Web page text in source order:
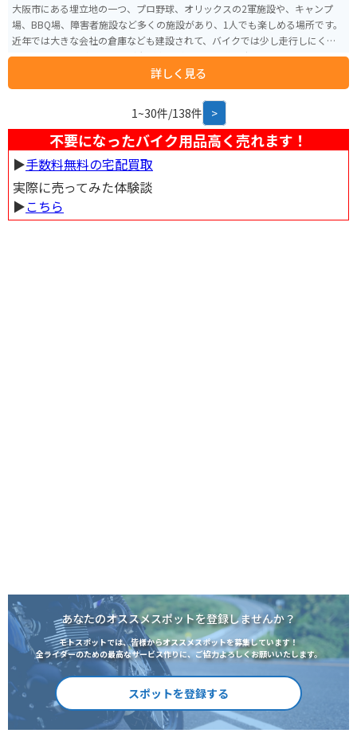
大阪市にある埋立地の一つ、プロ野球、オリックスの2軍施設や、キャンプ
場、BBQ場、障害者施設など多くの施設があり、1人でも楽しめる場所です。
近年では大きな会社の倉庫なども建設されて、バイクでは少し走行しにくく
はなっていますが、休日など大型車両がない日は道も広いのでゆったりと走
詳しく見る
1~30件/138件 >
不要になったバイク用品高く売れます！
▶︎手数料無料の宅配買取
実際に売ってみた体験談
▶︎こちら
あなたのオススメスポットを登録しませんか？
モトスポットでは、皆様からオススメスポットを募集しています！
全ライダーのための最高なサービス作りに、ご協力よろしくお願いいたします。
スポットを登録する